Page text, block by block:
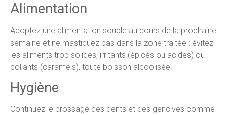
Alimentation
Adoptez une alimentation souple au cours de la prochaine
semaine et ne mastiquez pas dans la zone traitée : évitez
les aliments trop solides, irritants (épicés ou acides) ou
collants (caramels), toute boisson alcoolisée.
Hygiène
Continuez le brossage des dents et des gencives comme